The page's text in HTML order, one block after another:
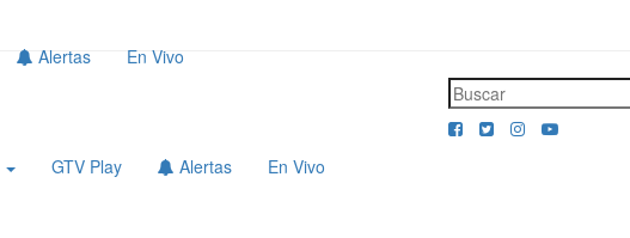
Alertas En Vivo
GTV Play Alertas En Vivo